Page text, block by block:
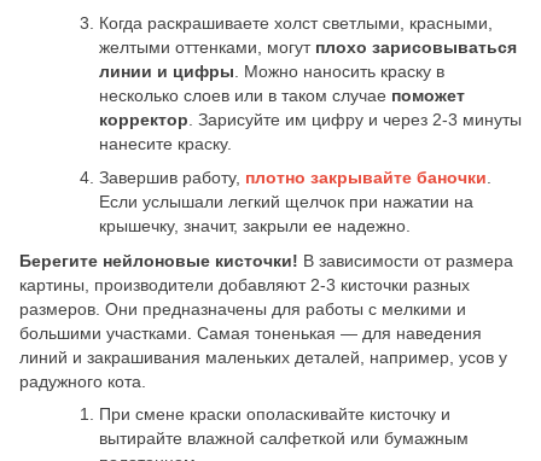
Когда раскрашиваете холст светлыми, красными,
желтыми оттенками, могут плохо зарисовываться
линии и цифры . Можно наносить краску в
несколько слоев или в таком случае поможет
корректор . Зарисуйте им цифру и через 2-3 минуты
нанесите краску.
Завершив работу, плотно закрывайте баночки.
Если услышали легкий щелчок при нажатии на
крышечку, значит, закрыли ее надежно.
Берегите нейлоновые кисточки! В зависимости от размера
картины, производители добавляют 2-3 кисточки разных
размеров. Они предназначены для работы с мелкими и
большими участками. Самая тоненькая — для наведения
линий и закрашивания маленьких деталей, например, усов у
радужного кота.
При смене краски ополаскивайте кисточку и
вытирайте влажной салфеткой или бумажным